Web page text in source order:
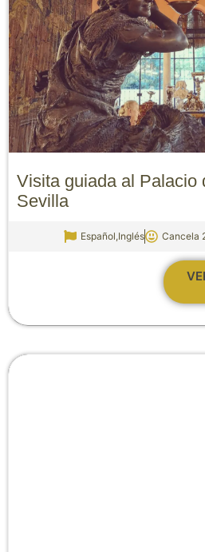
Visita guiada al Palacio
Sevilla
Español,Inglés Cancela